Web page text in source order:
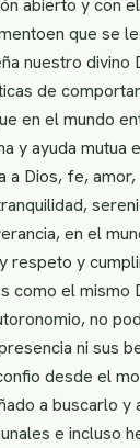
que se
nuestro divino
de
en el mundo
y ayuda mutua
a Dios, fe, amor,
en el
respeto y
como el mismo
no
ni sus
desde el
a buscarlo y
e incluso